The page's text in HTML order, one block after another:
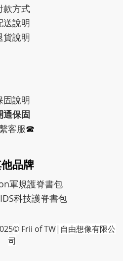
款方式
送說明
貨說明
固說明
通保固
客服☎︎
品牌
軍規護脊書包
科技護脊書包
© Frii of TW|自由想像有限公
司